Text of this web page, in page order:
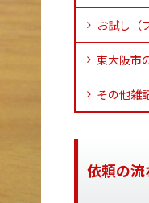
お試し（
東大阪市
その他雑
依頼の流